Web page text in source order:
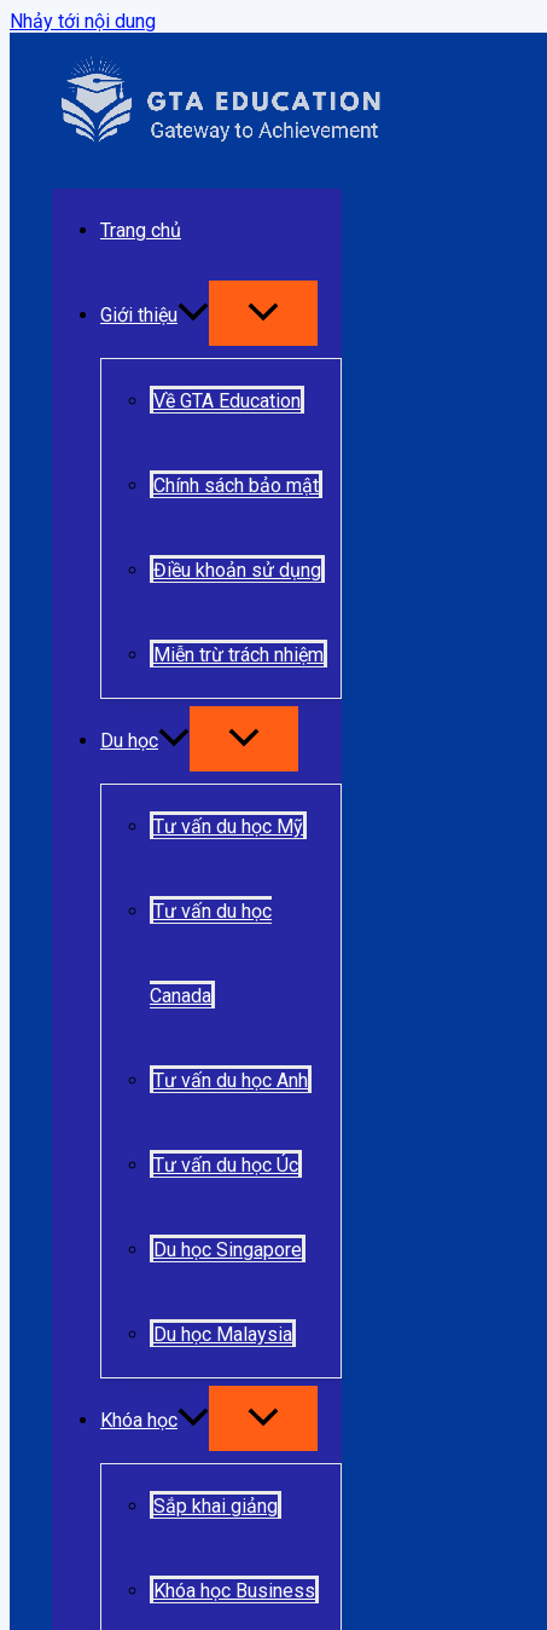
Nhảy tới nội dung
Trang chủ
Giới thiệu
Về GTA Education
Chính sách bảo mật
Điều khoản sử dụng
Miễn trừ trách nhiệm
Du học
Tư vấn du học Mỹ
Tư vấn du học
Canada
Tư vấn du học Anh
Tư vấn du học Úc
Du học Singapore
Du học Malaysia
Khóa học
Sắp khai giảng
Khóa học Business